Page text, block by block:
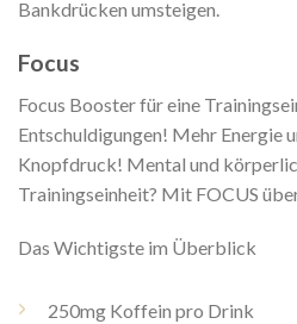
Bankdrücken umsteigen.
Focus
Focus Booster für eine
Entschuldigungen! Mehr Energie
Knopfdruck! Mental und
Trainingseinheit? Mit FOCUS
Das Wichtigste im Überblick
250mg Koffein pro Drink